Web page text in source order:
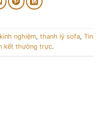
nghiệm, thanh lý sofa, Tin
kết thường trực.